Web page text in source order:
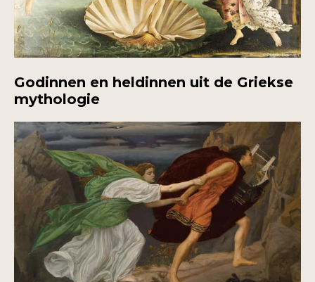
Godinnen en heldinnen uit de Griekse
mythologie